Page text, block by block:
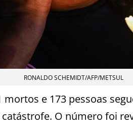
RONALDO SCHEMIDT/AFP/METSUL
e 173 pessoas
O número foi